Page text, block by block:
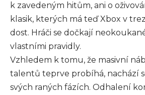
k zavedeným hitům, ani o
klasik, kterých má teď Xbox v
dost. Hráči se dočkají
vlastními pravidly.
Vzhledem k tomu, že masivní
talentů teprve probíhá, nachází
svých raných fázích. Odhalení